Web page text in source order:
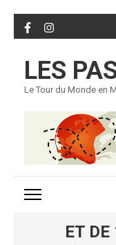
Skip
to
(Press
Enter)
LES
Le Tour du Monde en
ET